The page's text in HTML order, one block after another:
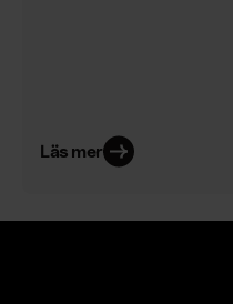
Läs mer